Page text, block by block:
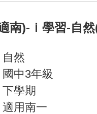
南)-ｉ學習-自
然
中3年級
學期
用南一